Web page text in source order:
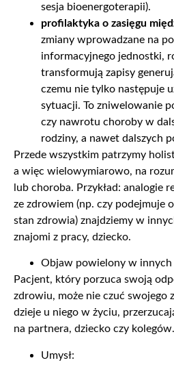
sesja bioenergoterapii).
profilaktyka o zasięgu
zmiany wprowadzane na
informacyjnego jednostki,
transformują zapisy
czemu nie tylko następuje
sytuacji. To zniwelowanie
czy nawrotu choroby w
rodziny, a nawet dalszych
Przede wszystkim patrzymy
a więc wielowymiarowo, na
lub choroba. Przykład: analogie
ze zdrowiem (np. czy podejmuje
stan zdrowia) znajdziemy w
znajomi z pracy, dziecko.
Objaw powielony w innych
Pacjent, który porzuca swoją
zdrowiu, może nie czuć swojego
dzieje u niego w życiu,
na partnera, dziecko czy kolegów.
Umysł: